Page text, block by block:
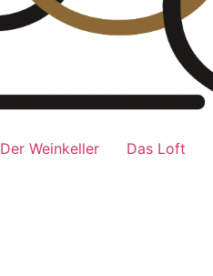
Der Weinkeller Das Loft